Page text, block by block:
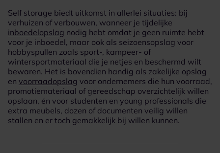
Self storage biedt uitkomst in allerlei situaties: bij
verhuizen of verbouwen, wanneer je tijdelijke
inboedelopslag nodig hebt omdat je geen ruimte hebt
voor je inboedel, maar ook als seizoensopslag voor
hobbyspullen zoals sport-, kampeer- of
wintersportmateriaal die je netjes en beschermd wilt
bewaren. Het is bovendien handig als zakelijke opslag
en voorraadopslag voor ondernemers die hun voorraad,
promotiemateriaal of gereedschap overzichtelijk willen
opslaan, én voor studenten en young professionals die
extra meubels, dozen of documenten veilig willen
stallen en er toch gemakkelijk bij willen kunnen.